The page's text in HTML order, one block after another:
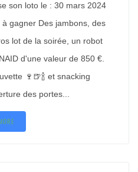
son loto le : 30 mars 2024
gagner Des jambons, des
lot de la soirée, un robot
d'une valeur de 850 €.
🍷🍺🍾 et snacking
des portes...